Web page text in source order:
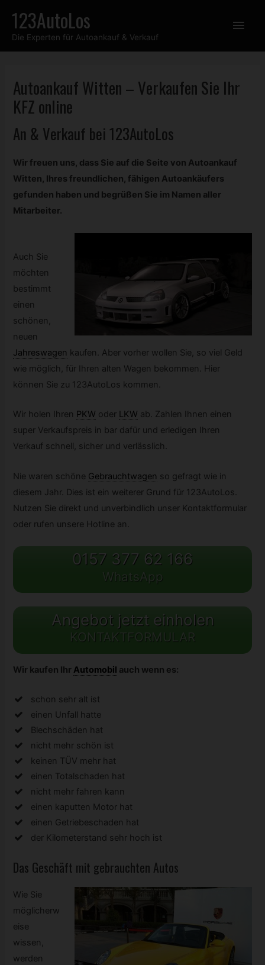
Inhalt
springen
123AutoLos
Die Experten für Autoankauf & Verkauf
Autoankauf Witten – Verkaufen Sie Ihr
KFZonline
An & Verkauf bei 123AutoLos
Wir freuen uns, dass Sie auf die Seite von Autoankauf
Witten, Ihres freundlichen, fähigen Autoankäufers
gefunden haben und begrüßen Sie im Namen aller
Mitarbeiter.
Auch Sie
möchten
bestimmt
einen
schönen,
neuen
Jahreswagen kaufen. Aber vorher wollen Sie, so viel Geld
wie möglich, für Ihren alten Wagen bekommen. Hier
können Sie zu 123AutoLos kommen.
Wir holen Ihren PKW oder LKW ab. Zahlen Ihnen einen
super Verkaufspreis in bar dafür und erledigen Ihren
Verkauf schnell, sicher und verlässlich.
Nie waren schöne Gebrauchtwagen so gefragt wie in
diesem Jahr. Dies ist ein weiterer Grund für 123AutoLos.
Nutzen Sie direkt und unverbindlich unser Kontaktformular
oder rufen unsere Hotline an.
0157 377 62 166
WhatsApp
Angebot jetzt einholen
KONTAKTFORMULAR
Wir kaufen Ihr Automobil auch wenn es:
schon sehr alt ist
einen Unfall hatte
Blechschäden hat
nicht mehr schön ist
keinen TÜV mehr hat
einen Totalschaden hat
nicht mehr fahren kann
einen kaputten Motor hat
einen Getriebeschaden hat
der Kilometerstand sehr hoch ist
Das Geschäft mit gebrauchten Autos
Wie Sie
möglicherw
eise
wissen,
werden